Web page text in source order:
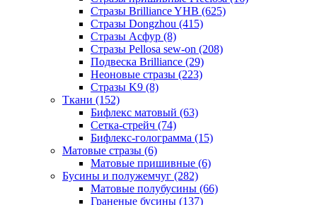
Стразы Brilliance YHB (625)
Стразы Dongzhou (415)
Стразы Асфур (8)
Стразы Pellosa sew-on (208)
Подвеска Brilliance (29)
Неоновые стразы (223)
Стразы K9 (8)
Ткани (152)
Бифлекс матовый (63)
Сетка-стрейч (74)
Бифлекс-голограмма (15)
Матовые стразы (6)
Матовые пришивные (6)
Бусины и полужемчуг (282)
Матовые полубусины (66)
Граненые бусины (137)